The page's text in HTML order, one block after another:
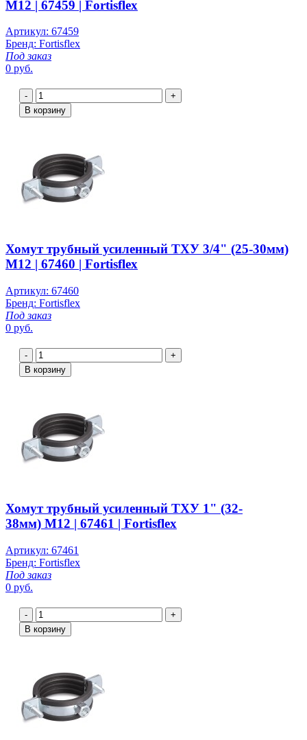
М12 | 67459 | Fortisflex
Артикул: 67459
Бренд: Fortisflex
Под заказ
0 руб.
-
+
В корзину
Хомут трубный усиленный ТХУ 3/4" (25-30мм)
М12 | 67460 | Fortisflex
Артикул: 67460
Бренд: Fortisflex
Под заказ
0 руб.
-
+
В корзину
Хомут трубный усиленный ТХУ 1" (32-
38мм) М12 | 67461 | Fortisflex
Артикул: 67461
Бренд: Fortisflex
Под заказ
0 руб.
-
+
В корзину